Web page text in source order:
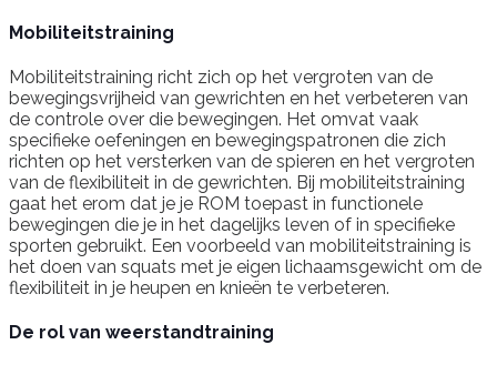
Mobiliteitstraining
Mobiliteitstraining richt zich op het vergroten van de
bewegingsvrijheid van gewrichten en het verbeteren van
de controle over die bewegingen. Het omvat vaak
specifieke oefeningen en bewegingspatronen die zich
richten op het versterken van de spieren en het vergroten
van de flexibiliteit in de gewrichten. Bij mobiliteitstraining
gaat het erom dat je je ROM toepast in functionele
bewegingen die je in het dagelijks leven of in specifieke
sporten gebruikt. Een voorbeeld van mobiliteitstraining is
het doen van squats met je eigen lichaamsgewicht om de
flexibiliteit in je heupen en knieën te verbeteren.
De rol van weerstandtraining